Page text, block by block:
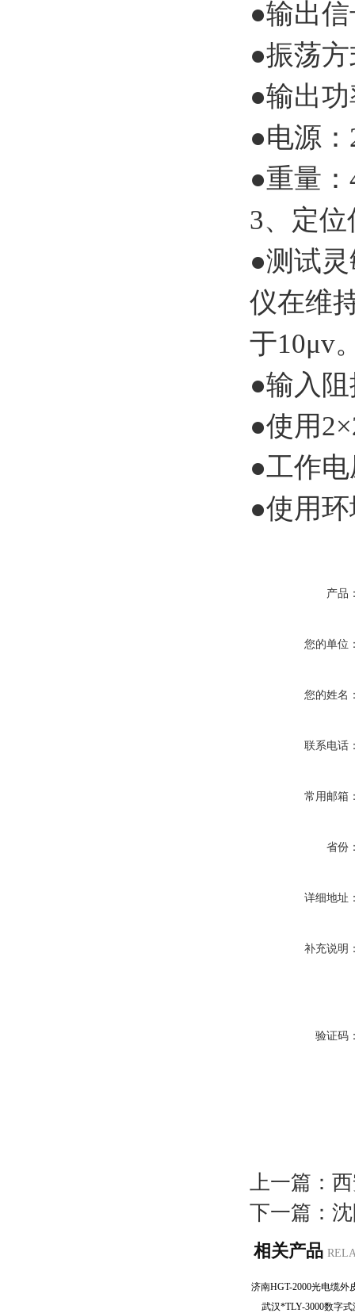
●输出
●振荡
●输出
●电源
●重量
3、定位
●测试
仪在维
于10μv
●输入
●使用
●工作
●使用
产品
您的单位
您的姓名
联系电话
常用邮箱
省份
详细地址
补充说明
验证码
上一篇：
下一篇：
相关产品
武汉*TLY-3000数字